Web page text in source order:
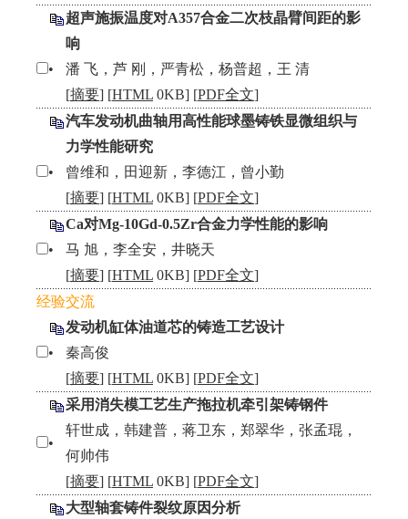
超声施振温度对A357合金二次枝晶臂间距的影
响
•
潘 飞，芦 刚，严青松，杨普超，王 清
[摘要] [HTML 0KB] [PDF全文]
汽车发动机曲轴用高性能球墨铸铁显微组织与
力学性能研究
•
曾维和，田迎新，李德江，曾小勤
[摘要] [HTML 0KB] [PDF全文]
Ca对Mg-10Gd-0.5Zr合金力学性能的影响
•
马 旭，李全安，井晓天
[摘要] [HTML 0KB] [PDF全文]
经验交流
发动机缸体油道芯的铸造工艺设计
•
秦高俊
[摘要] [HTML 0KB] [PDF全文]
采用消失模工艺生产拖拉机牵引架铸钢件
•
轩世成，韩建普，蒋卫东，郑翠华，张孟琨，
何帅伟
[摘要] [HTML 0KB] [PDF全文]
大型轴套铸件裂纹原因分析